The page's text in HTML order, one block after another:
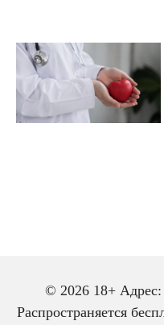
© 2026 18+
Распространяется